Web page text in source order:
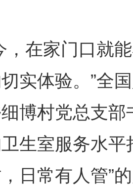
在家门口就能
实体验。”全
博村党总支
生室服务水
日常有人管”